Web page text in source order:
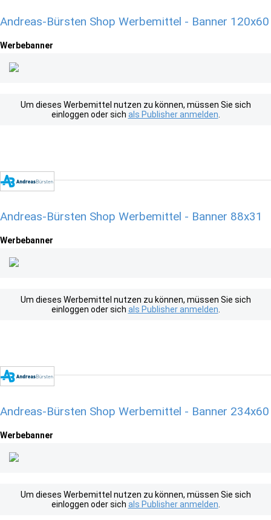
Andreas-Bürsten Shop Werbemittel - Banner 120x60
Werbebanner
Um dieses Werbemittel nutzen zu können, müssen Sie sich
einloggen oder sich als Publisher anmelden
Andreas-Bürsten Shop Werbemittel - Banner 88x31
Werbebanner
Um dieses Werbemittel nutzen zu können, müssen Sie sich
einloggen oder sich als Publisher anmelden
Andreas-Bürsten Shop Werbemittel - Banner 234x60
Werbebanner
Um dieses Werbemittel nutzen zu können, müssen Sie sich
einloggen oder sich als Publisher anmelden